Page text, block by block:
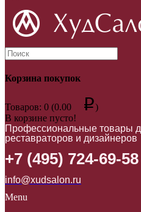
Корзина покупок
Товаров: 0 (0.00 p)
В корзине пусто!
Профессиональные товары
реставраторов и дизайнеров
+7 (495) 724-69-58
info@xudsalon.ru
Menu